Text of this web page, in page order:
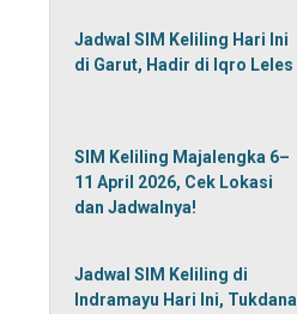
Jadwal SIM Keliling Hari Ini
di Garut, Hadir di Iqro Leles
SIM Keliling Majalengka 6–
11 April 2026, Cek Lokasi
dan Jadwalnya!
Jadwal SIM Keliling di
Indramayu Hari Ini, Tukdana